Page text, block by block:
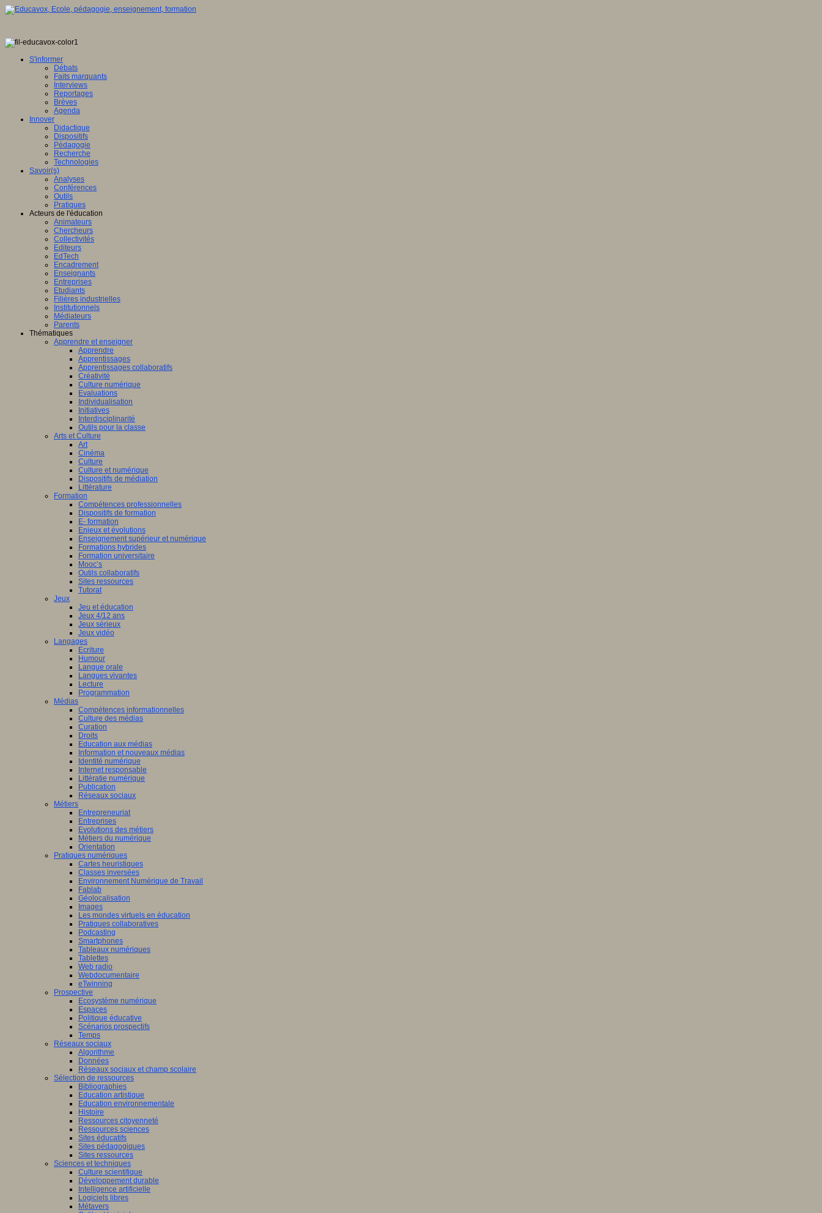
S'informer
Débats
Faits marquants
Interviews
Reportages
Brèves
Agenda
Innover
Didactique
Dispositifs
Pédagogie
Recherche
Technologies
Savoir(s)
Analyses
Conférences
Outils
Pratiques
Acteurs de l'éducation
Animateurs
Chercheurs
Collectivités
Editeurs
EdTech
Encadrement
Enseignants
Entreprises
Etudiants
Filières industrielles
Institutionnels
Médiateurs
Parents
Thématiques
Apprendre et enseigner
Apprendre
Apprentissages
Apprentissages collaboratifs
Créativité
Culture numérique
Evaluations
Individualisation
Initiatives
Interdisciplinarité
Outils pour la classe
Arts et Culture
Art
Cinéma
Culture
Culture et numérique
Dispositifs de médiation
Littérature
Formation
Compétences professionnelles
Dispositifs de formation
E- formation
Enjeux et évolutions
Enseignement supérieur et numérique
Formations hybrides
Formation universitaire
Mooc’s
Outils collaboratifs
Sites ressources
Tutorat
Jeux
Jeu et éducation
Jeux 4/12 ans
Jeux sérieux
Jeux vidéo
Langages
Ecriture
Humour
Langue orale
Langues vivantes
Lecture
Programmation
Médias
Compétences informationnelles
Culture des médias
Curation
Droits
Education aux médias
Information et nouveaux médias
Identité numérique
Internet responsable
Littératie numérique
Publication
Réseaux sociaux
Métiers
Entrepreneuriat
Entreprises
Evolutions des métiers
Métiers du numérique
Orientation
Pratiques numériques
Cartes heuristiques
Classes inversées
Environnement Numérique de Travail
Fablab
Géolocalisation
Images
Les mondes virtuels en éducation
Pratiques collaboratives
Podcasting
Smartphones
Tableaux numériques
Tablettes
Web radio
Webdocumentaire
eTwinning
Prospective
Ecosystème numérique
Espaces
Politique éducative
Scénarios prospectifs
Temps
Réseaux sociaux
Algorithme
Données
Réseaux sociaux et champ scolaire
Sélection de ressources
Bibliographies
Education artistique
Education environnementale
Histoire
Ressources citoyenneté
Ressources sciences
Sites éducatifs
Sites pédagogiques
Sites ressources
Sciences et techniques
Culture scientifique
Développement durable
Intelligence artificielle
Logiciels libres
Métavers